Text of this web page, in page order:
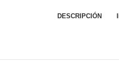
DESCRIPCIÓN